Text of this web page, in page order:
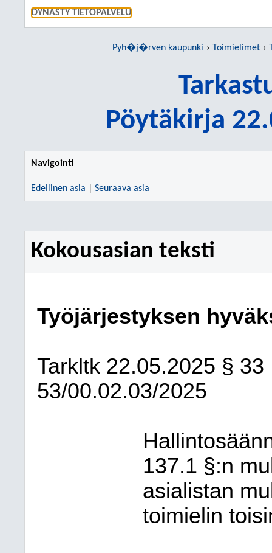
DYNASTY TIETOPALVELU
Pyh�j�rven kaupunki Toimielimet
Pöytäkirja
Navigointi
Edellinen asia Seuraava asia
Kokousasian teksti
Työjärjestyksen
Tarkltk 22.05.2025 § 33
53/00.02.03/2025
137.1 §:n
asialistan
toimielin